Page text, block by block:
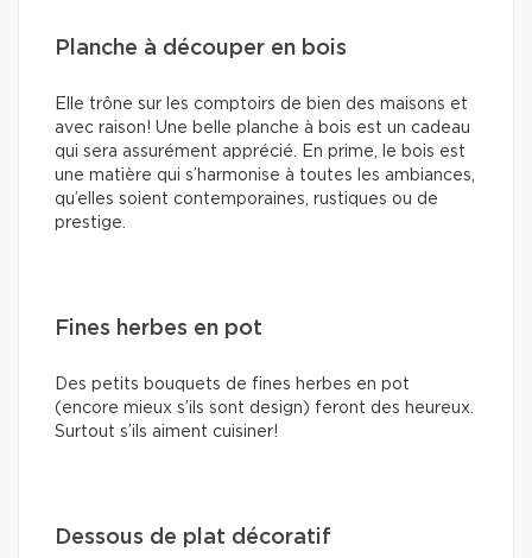
Planche à découper en bois
Elle trône sur les comptoirs de bien des maisons et
avec raison! Une belle planche à bois est un cadeau
qui sera assurément apprécié. En prime, le bois est
une matière qui s’harmonise à toutes les ambiances,
qu’elles soient contemporaines, rustiques ou de
prestige.
Fines herbes en pot
Des petits bouquets de fines herbes en pot
(encore mieux s’ils sont design) feront des heureux.
Surtout s’ils aiment cuisiner!
Dessous de plat décoratif